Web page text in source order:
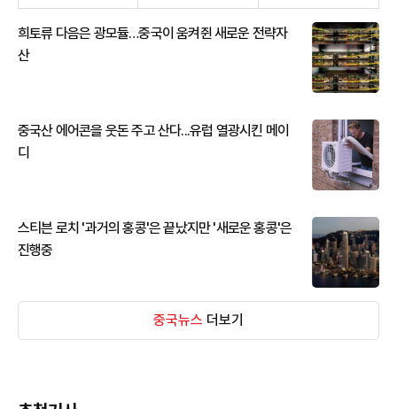
희토류 다음은 광모듈…중국이 움켜쥔 새로운 전략자
산
중국산 에어콘을 웃돈 주고 산다...유럽 열광시킨 메이
디
스티븐 로치 '과거의 홍콩'은 끝났지만 '새로운 홍콩'은
진행중
중국뉴스 더보기